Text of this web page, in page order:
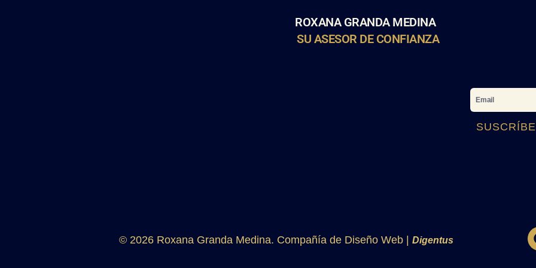
ROXANA GRANDA MEDINA
SU ASESOR DE CONFIANZA
© 2026 Roxana Granda Medina. Compañía de Diseño Web |Digentus